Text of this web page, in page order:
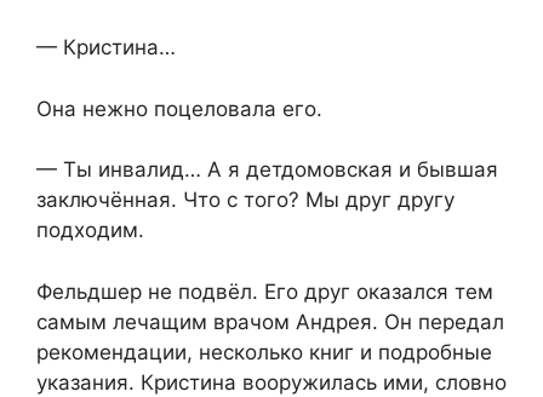
— Кристина…
Она нежно поцеловала его.
— Ты инвалид… А я детдомовская и бывшая
заключённая. Что с того? Мы друг другу
подходим.
Фельдшер не подвёл. Его друг оказался тем
самым лечащим врачом Андрея. Он передал
рекомендации, несколько книг и подробные
указания. Кристина вооружилась ими, словно